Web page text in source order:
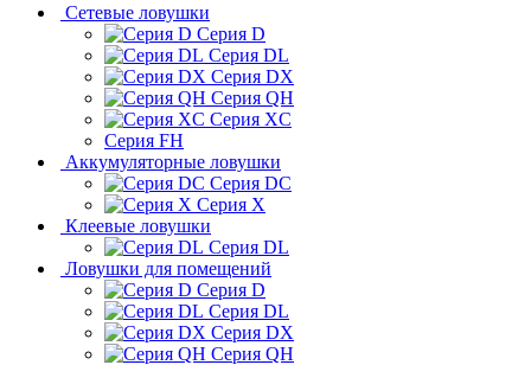
Сетевые ловушки
Серия D
Серия DL
Серия DX
Серия QH
Серия XC
Серия FH
Аккумуляторные ловушки
Серия DC
Серия X
Клеевые ловушки
Серия DL
Ловушки для помещений
Серия D
Серия DL
Серия DX
Серия QH